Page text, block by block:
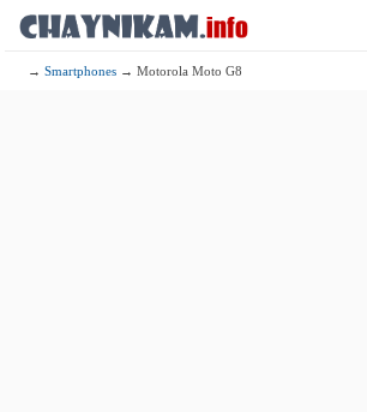
→Smartphones → Motorola Moto G8